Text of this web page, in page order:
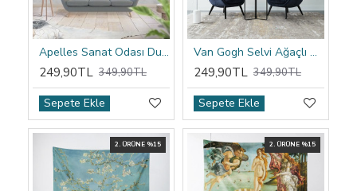
Apelles Sanat Odası Duvar Örtüsü
249,90TL 349,90TL
Sepete Ekle
Van Gogh Selvi Ağaçlı Buğday Tarlası Duvar Örtüsü
249,90TL 349,90TL
Sepete Ekle
2. ÜRÜNE %15 2. ÜRÜNE %15